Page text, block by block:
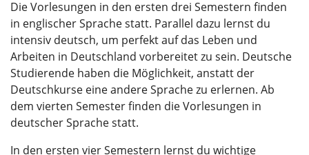
Die Vorlesungen in den ersten drei Semestern finden
in englischer Sprache statt. Parallel dazu lernst du
intensiv deutsch, um perfekt auf das Leben und
Arbeiten in Deutschland vorbereitet zu sein. Deutsche
Studierende haben die Möglichkeit, anstatt der
Deutschkurse eine andere Sprache zu erlernen. Ab
dem vierten Semester finden die Vorlesungen in
deutscher Sprache statt.
In den ersten vier Semestern lernst du wichtige